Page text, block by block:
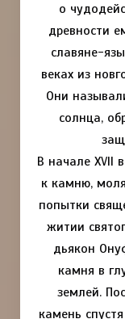
о
древности
славяне-
веках из
Они
солнца,
В начале XVII
к камню,
попытки
житии
дьякон
камня в
землей.
камень